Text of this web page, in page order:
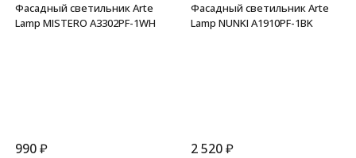
Фасадный светильник Arte
Lamp MISTERO A3302PF-1WH
990₽
Фасадный светильник Arte
Lamp NUNKI A1910PF-1BK
2 520₽